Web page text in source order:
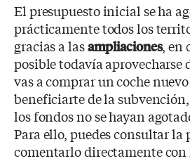
El presupuesto inicial se ha
prácticamente todos los
gracias a lasampliaciones, en
posible todavía aprovecharse
vas a comprar un coche
beneficiarte de la
los fondos no se hayan
Para ello, puedes consultar la
comentarlo directamente con